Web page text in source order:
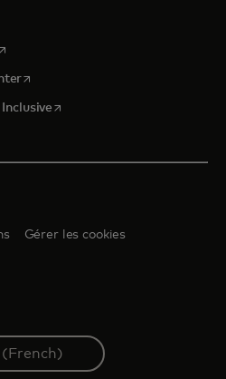
dans un nouvel onglet
dans un nouvel onglet
s’ouvre dans un nouvel onglet
s’ouvre dans un nouvel
Gérer les cookies